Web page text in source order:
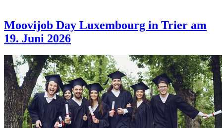
Moovijob Day Luxembourg in Trier am
19. Juni 2026